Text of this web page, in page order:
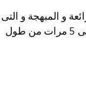
و المبهجة و التى
تعمل على نشر السعادة و ذلك من خلال العمل على نشر الريش للخلف و الذى يكون له ألوان رائعة و الذى يبلغ طول الريش حوالى 5 مرات من طول